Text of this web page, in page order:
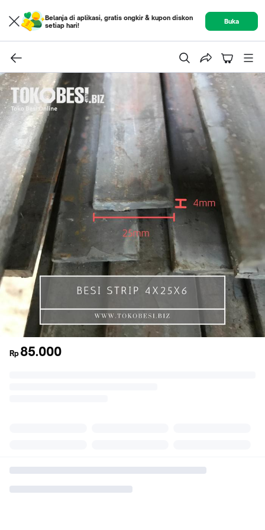
Belanja di aplikasi, gratis ongkir & kupon diskon
setiap hari!
Buka
Rp 85.000